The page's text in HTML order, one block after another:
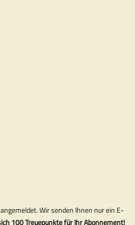
Wir senden Ihnen nur ein E-
100 Treuepunkte für Ihr Abonnement!